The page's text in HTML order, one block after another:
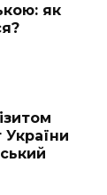
як
України